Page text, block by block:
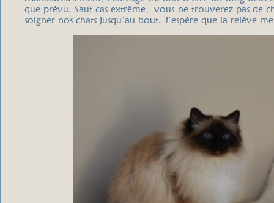
que prévu. Sauf cas extrême, vous ne trouverez pas de
soigner nos chats jusqu’au bout. J’espère que la relève